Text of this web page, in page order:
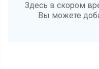
Здесь в скором
Вы можете